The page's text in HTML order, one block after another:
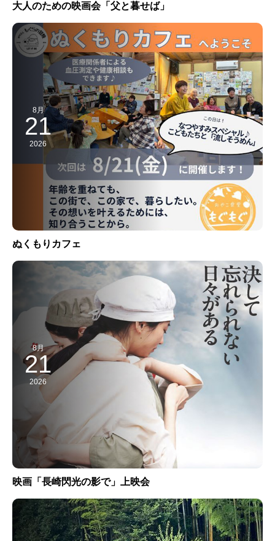
大人のための映画会「父と暮せば」
8月
21
2026
ぬくもりカフェ
8月
21
2026
映画「長崎閃光の影で」上映会